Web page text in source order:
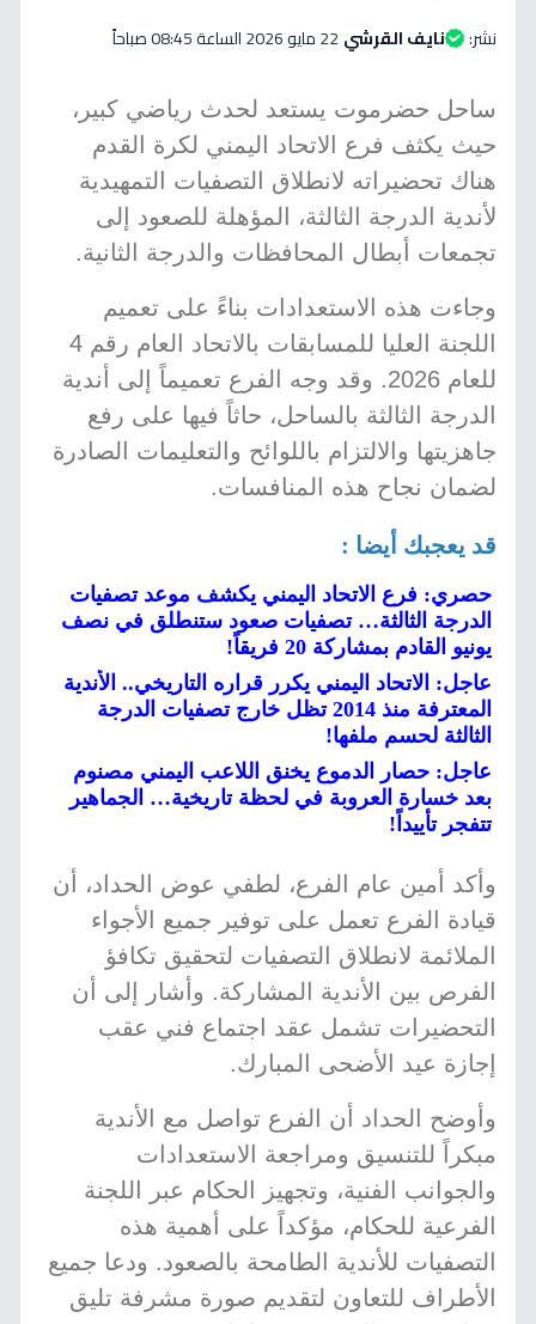
نشر: نايف القرشي22 مايو 2026 الساعة 08:45 صباحاً
ساحل حضرموت يستعد لحدث رياضي كبير،
حيث يكثف فرع الاتحاد اليمني لكرة القدم
هناك تحضيراته لانطلاق التصفيات التمهيدية
لأندية الدرجة الثالثة، المؤهلة للصعود إلى
تجمعات أبطال المحافظات والدرجة الثانية.
وجاءت هذه الاستعدادات بناءً على تعميم
اللجنة العليا للمسابقات بالاتحاد العام رقم 4
للعام 2026. وقد وجه الفرع تعميماً إلى أندية
الدرجة الثالثة بالساحل، حاثاً فيها على رفع
جاهزيتها والالتزام باللوائح والتعليمات الصادرة
لضمان نجاح هذه المنافسات.
قد يعجبك أيضا :
حصري: فرع الاتحاد اليمني يكشف موعد تصفيات
الدرجة الثالثة… تصفيات صعود ستنطلق في نصف
يونيو القادم بمشاركة 20 فريقاً!
عاجل: الاتحاد اليمني يكرر قراره التاريخي.. الأندية
المعترفة منذ 2014 تظل خارج تصفيات الدرجة
الثالثة لحسم ملفها!
عاجل: حصار الدموع يخنق اللاعب اليمني مصنوم
بعد خسارة العروبة في لحظة تاريخية… الجماهير
تتفجر تأييداً!
وأكد أمين عام الفرع، لطفي عوض الحداد، أن
قيادة الفرع تعمل على توفير جميع الأجواء
الملائمة لانطلاق التصفيات لتحقيق تكافؤ
الفرص بين الأندية المشاركة. وأشار إلى أن
التحضيرات تشمل عقد اجتماع فني عقب
إجازة عيد الأضحى المبارك.
وأوضح الحداد أن الفرع تواصل مع الأندية
مبكراً للتنسيق ومراجعة الاستعدادات
والجوانب الفنية، وتجهيز الحكام عبر اللجنة
الفرعية للحكام، مؤكداً على أهمية هذه
التصفيات للأندية الطامحة بالصعود. ودعا جميع
الأطراف للتعاون لتقديم صورة مشرفة تليق